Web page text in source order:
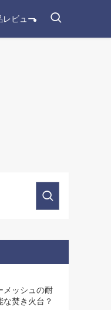
レビュー
メッシュの耐
焚き火台？